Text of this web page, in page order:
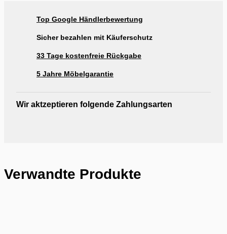
Top Google Händlerbewertung
Sicher bezahlen mit Käuferschutz
33 Tage kostenfreie Rückgabe
5 Jahre Möbelgarantie
Wir aktzeptieren folgende Zahlungsarten
Verwandte Produkte